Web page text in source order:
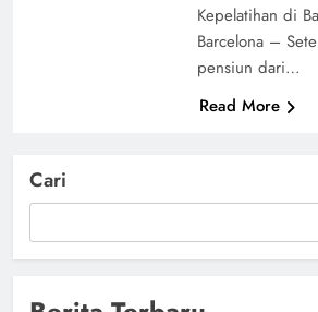
Kepelatihan di
Barcelona –
pensiun dari…
Read More
Cari